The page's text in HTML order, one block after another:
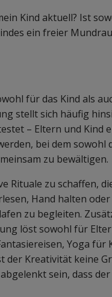
Kind aktuell? Ist
ein freier
für das Kind als
stellt sich häufig
– Eltern und Kind
bei dem sowohl
zu bewältigen.
Rituale zu schaffen,
Hand halten
zu begleiten.
löst sowohl für
Yoga für
Kreativität keine
sein, dass der